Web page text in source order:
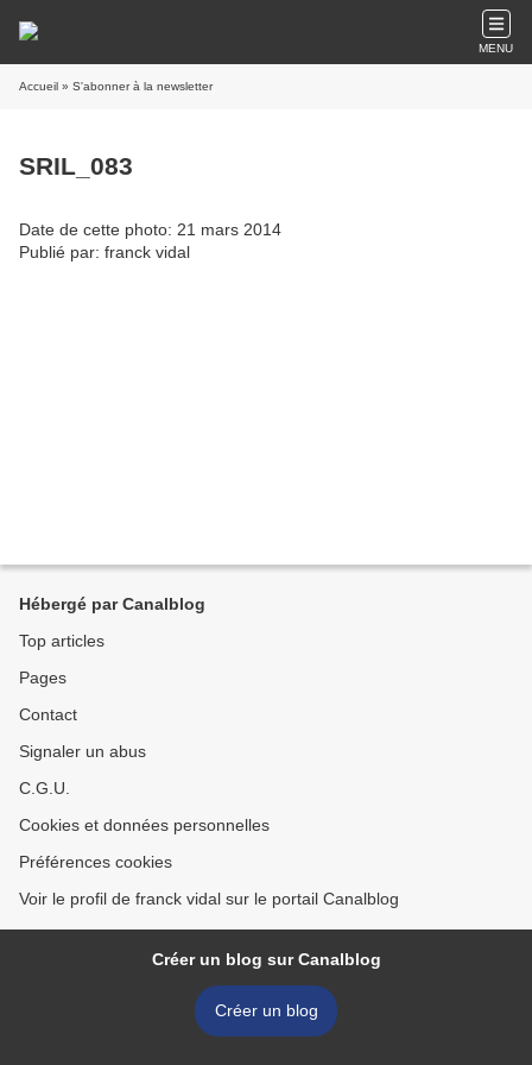
MENU
Accueil » S'abonner à la newsletter
SRIL_083
Date de cette photo: 21 mars 2014
Publié par: franck vidal
Hébergé par Canalblog
Top articles
Pages
Contact
Signaler un abus
C.G.U.
Cookies et données personnelles
Préférences cookies
Voir le profil de franck vidal sur le portail Canalblog
Créer un blog sur Canalblog
Créer un blog